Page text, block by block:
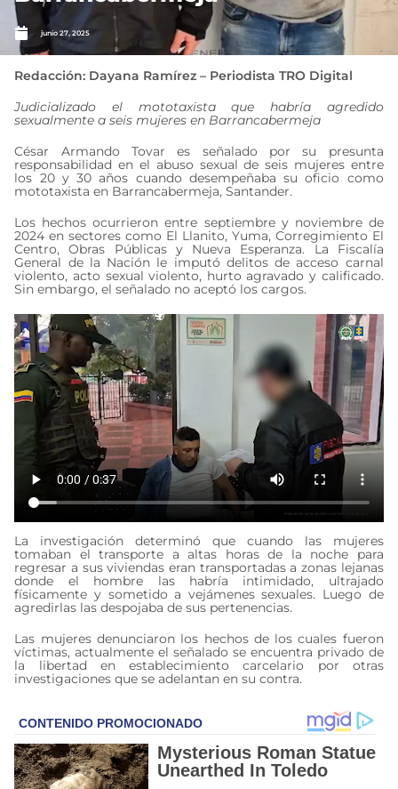
junio 27, 2025
Redacción: Dayana Ramírez – Periodista TRO Digital
Judicializado el mototaxista que habría agredido
sexualmente a seis mujeres en Barrancabermeja
César Armando Tovar es señalado por su presunta
responsabilidad en el abuso sexual de seis mujeres entre
los 20 y 30 años cuando desempeñaba su oficio como
mototaxista en Barrancabermeja, Santander.
Los hechos ocurrieron entre septiembre y noviembre de
2024 en sectores como El Llanito, Yuma, Corregimiento El
Centro, Obras Públicas y Nueva Esperanza. La Fiscalía
General de la Nación le imputó delitos de acceso carnal
violento, acto sexual violento, hurto agravado y calificado.
Sin embargo, el señalado no aceptó los cargos.
La investigación determinó que cuando las mujeres
tomaban el transporte a altas horas de la noche para
regresar a sus viviendas eran transportadas a zonas lejanas
donde el hombre las habría intimidado, ultrajado
físicamente y sometido a vejámenes sexuales. Luego de
agredirlas las despojaba de sus pertenencias.
Las mujeres denunciaron los hechos de los cuales fueron
víctimas, actualmente el señalado se encuentra privado de
la libertad en establecimiento carcelario por otras
investigaciones que se adelantan en su contra.